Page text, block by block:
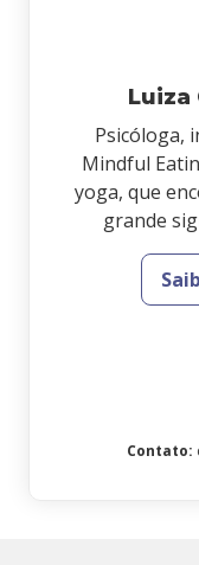
Luiza
Psicóloga,
Mindful
yoga, que
grande
Contato: